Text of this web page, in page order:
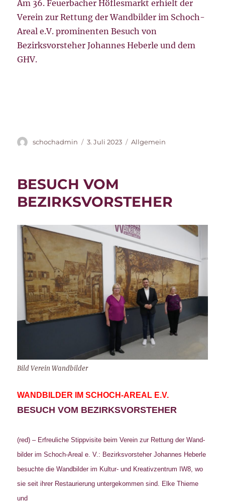
Am 36. Feuerbacher Höflesmarkt erhielt der
Verein zur Rettung der Wandbilder im Schoch-
Areal e.V. prominenten Besuch von
Bezirksvorsteher Johannes Heberle und dem
GHV.
Autor
schochadmin
Veröffentlicht
3. Juli 2023 Kategorien
Allgemein
BESUCH VOM
BEZIRKSVORSTEHER
Bild Verein Wandbilder
WANDBILDER IM SCHOCH-AREAL E.V.
BESUCH VOM BEZIRKSVORSTEHER
(red) – Erfreuliche Stippvisite beim Verein zur Rettung der Wand-
bilder im Schoch-Areal e. V.: Bezirksvorsteher Johannes Heberle
besuchte die Wandbilder im Kultur- und Kreativzentrum IW8, wo
sie seit ihrer Restaurierung untergekommen sind. Elke Thieme
und